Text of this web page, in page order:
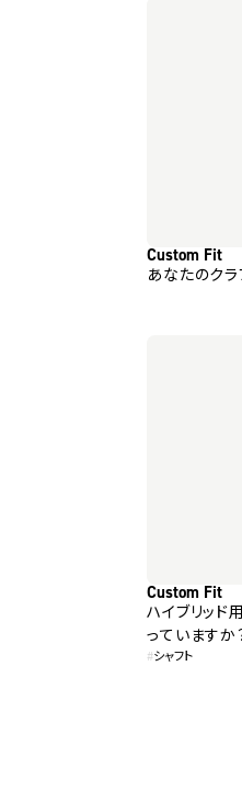
Custom Fit
あなたのク
Custom Fit
ハイブリッド
っていますか
#シャフト